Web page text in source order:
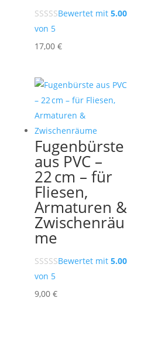
Bewertet mit 5.00
von 5
17,00 €
Fugenbürste
aus PVC –
22 cm – für
Fliesen,
Armaturen &
Zwischenräu
me
Bewertet mit 5.00
von 5
9,00 €